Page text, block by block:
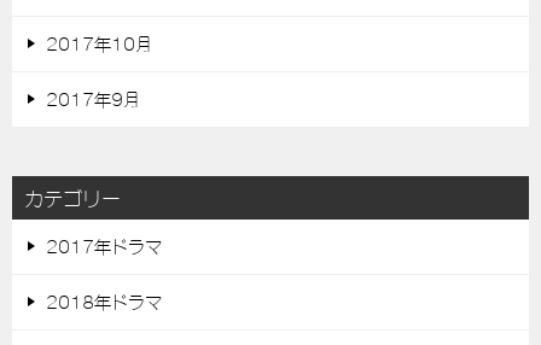
2017年10月
2017年9月
カテゴリー
2017年ドラマ
2018年ドラマ